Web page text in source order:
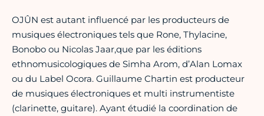
OJÛN est autant influencé par les producteurs de
musiques électroniques tels que Rone, Thylacine,
Bonobo ou Nicolas Jaar,que par les éditions
ethnomusicologiques de Simha Arom, d’Alan Lomax
ou du Label Ocora. Guillaume Chartin est producteur
de musiques électroniques et multi instrumentiste
(clarinette, guitare). Ayant étudié la coordination de